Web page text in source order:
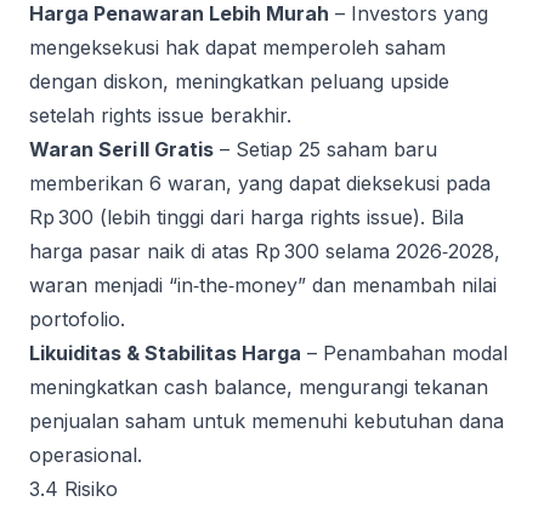
Harga Penawaran Lebih Murah – Investors yang
mengeksekusi hak dapat memperoleh saham
dengan diskon, meningkatkan peluang upside
setelah rights issue berakhir.
Waran Seri II Gratis – Setiap 25 saham baru
memberikan 6 waran, yang dapat dieksekusi pada
Rp 300 (lebih tinggi dari harga rights issue). Bila
harga pasar naik di atas Rp 300 selama 2026‑2028,
waran menjadi “in‑the‑money” dan menambah nilai
portofolio.
Likuiditas & Stabilitas Harga – Penambahan modal
meningkatkan cash balance, mengurangi tekanan
penjualan saham untuk memenuhi kebutuhan dana
operasional.
3.4 Risiko